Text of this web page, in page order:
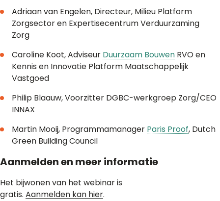
Adriaan van Engelen, Directeur, Milieu Platform
Zorgsector en Expertisecentrum Verduurzaming
Zorg
Caroline Koot, Adviseur Duurzaam Bouwen RVO en
Kennis en Innovatie Platform Maatschappelijk
Vastgoed
Philip Blaauw, Voorzitter DGBC-werkgroep Zorg/CEO
INNAX
Martin Mooij, Programmamanager Paris Proof, Dutch
Green Building Council
Aanmelden en meer informatie
Het bijwonen van het webinar is
gratis. Aanmelden kan hier.